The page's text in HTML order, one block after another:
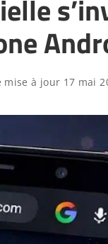
mise à jour 17 mai